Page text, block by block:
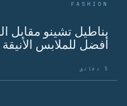
FASHION
بناطيل تشينو مقابل
أفضل للملابس
5 دقائق